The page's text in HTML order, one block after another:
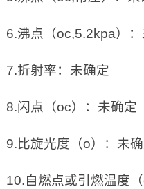
6.沸点（oc,5.2kpa）：
7.折射率：未确定
8.闪点（oc）：未确定
9.比旋光度（o）：未
10.自燃点或引燃温度